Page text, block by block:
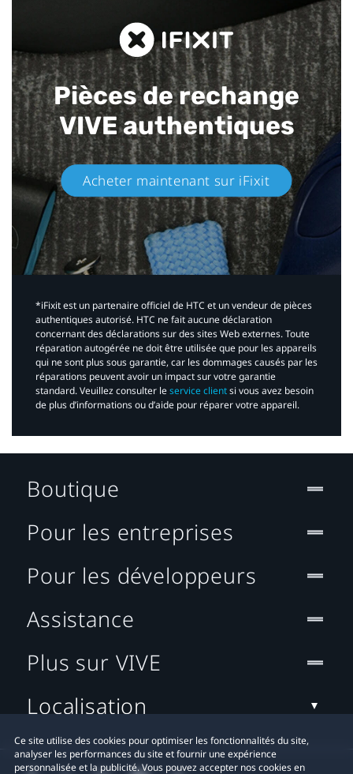
Pièces de rechange
VIVE authentiques​
Acheter maintenant sur iFixit​
*iFixit est un partenaire officiel de HTC et un vendeur de pièces
authentiques autorisé. HTC ne fait aucune déclaration
concernant des déclarations sur des sites Web externes. Toute
réparation autogérée ne doit être utilisée que pour les appareils
qui ne sont plus sous garantie, car les dommages causés par les
réparations peuvent avoir un impact sur votre garantie
standard. Veuillez consulter leservice clientsi vous avez besoin
de plus d’informations ou d’aide pour réparer votre appareil.​
Ce site utilise des cookies pour optimiser les fonctionnalités du site,
analyser les performances du site et fournir une expérience
personnalisée et la publicité. Vous pouvez accepter nos cookies en
Boutique
Pour les entreprises
Pour les développeurs
Assistance
Plus sur VIVE
Localisation